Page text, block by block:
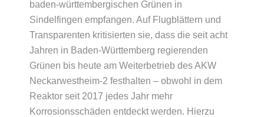
baden-württembergischen Grünen in
Sindelfingen empfangen. Auf Flugblättern und
Transparenten kritisierten sie, dass die seit acht
Jahren in Baden-Württemberg regierenden
Grünen bis heute am Weiterbetrieb des AKW
Neckarwestheim-2 festhalten – obwohl in dem
Reaktor seit 2017 jedes Jahr mehr
Korrosionsschäden entdeckt werden. Hierzu